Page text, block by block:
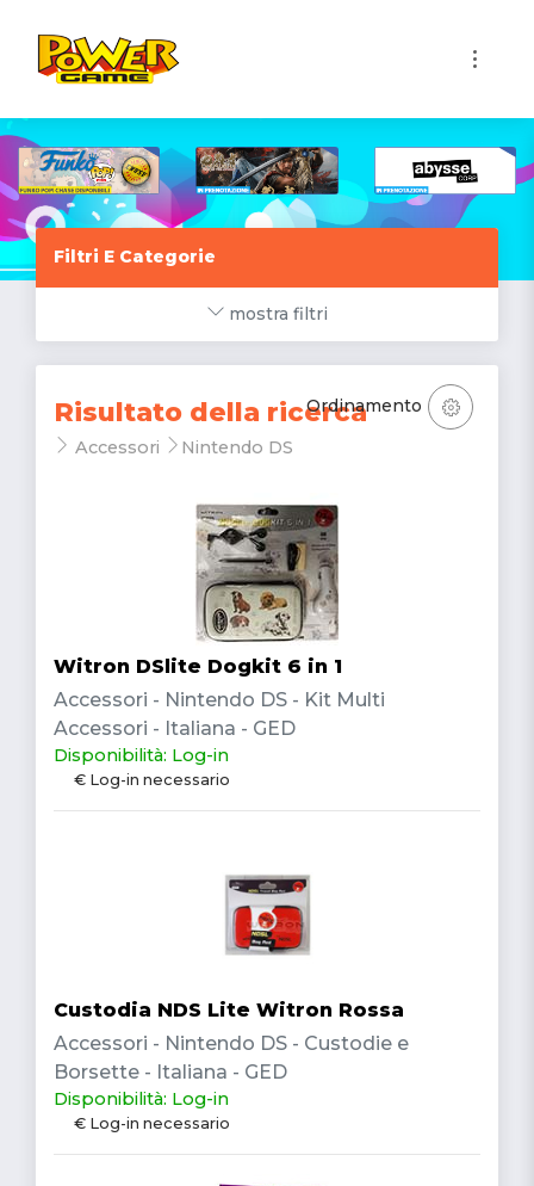
Filtri E Categorie
mostra filtri
Risultato della ricerca
Accessori Nintendo DS
Ordinamento
Witron DSlite Dogkit 6 in 1
Accessori - Nintendo DS - Kit Multi
Accessori - Italiana - GED
Disponibilità: Log-in
€ Log-in necessario
Custodia NDS Lite Witron Rossa
Accessori - Nintendo DS - Custodie e
Borsette - Italiana - GED
Disponibilità: Log-in
€ Log-in necessario